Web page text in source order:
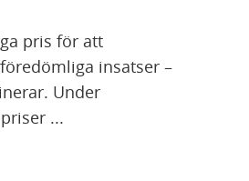
pris för att
insatser –
Under
...